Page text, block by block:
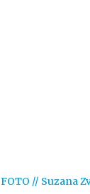
FOTO // Suzana